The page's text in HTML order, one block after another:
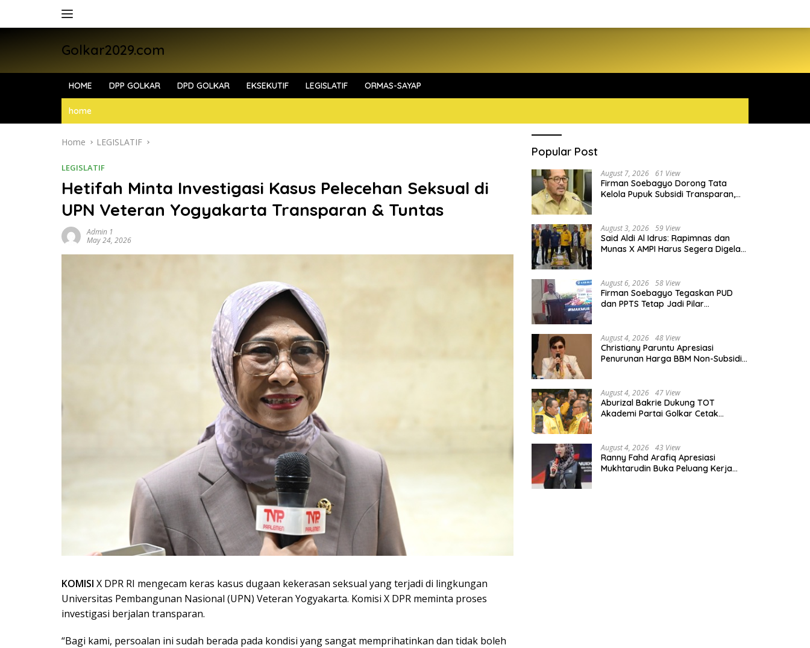
Golkar2029.com
HOME DPP GOLKAR DPD GOLKAR EKSEKUTIF LEGISLATIF ORMAS-SAYAP
home
Home LEGISLATIF
LEGISLATIF
Hetifah Minta Investigasi Kasus Pelecehan Seksual di
UPN Veteran Yogyakarta Transparan & Tuntas
Admin 1
May 24, 2026
KOMISI X DPR RI mengecam keras kasus dugaan kekerasan seksual yang terjadi di lingkungan
Universitas Pembangunan Nasional (UPN) Veteran Yogyakarta. Komisi X DPR meminta proses
investigasi berjalan transparan.
“Bagi kami, persoalan ini sudah berada pada kondisi yang sangat memprihatinkan dan tidak boleh
Popular Post
August 7, 2026 61 View
Firman Soebagyo Dorong Tata
Kelola Pupuk Subsidi Transparan,
August 3, 2026 59 View
Said Aldi Al Idrus: Rapimnas dan
Munas X AMPI Harus Segera Digelar
August 6, 2026 58 View
Firman Soebagyo Tegaskan PUD
dan PPTS Tetap Jadi Pilar
August 4, 2026 48 View
Christiany Paruntu Apresiasi
Penurunan Harga BBM Non-Subsidi,
August 4, 2026 47 View
Aburizal Bakrie Dukung TOT
Akademi Partai Golkar Cetak
August 4, 2026 43 View
Ranny Fahd Arafiq Apresiasi
Mukhtarudin Buka Peluang Kerja